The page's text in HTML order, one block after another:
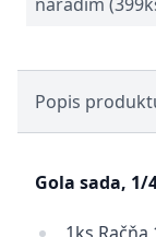
Popis
Gola sada, 1/